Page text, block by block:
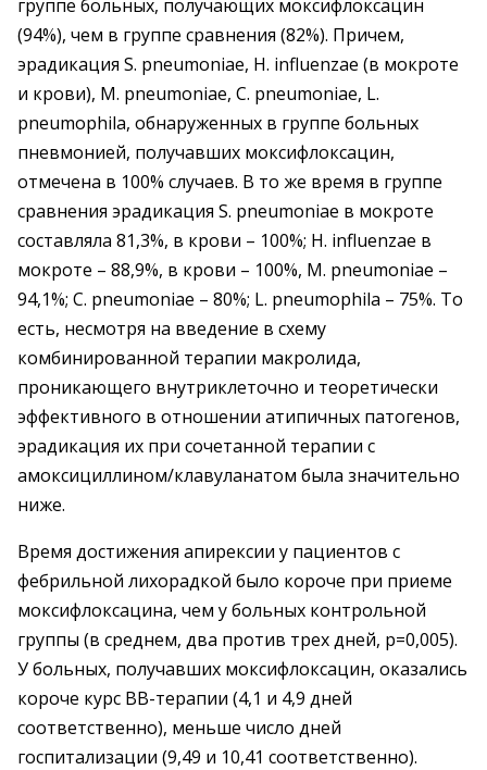
группе больных, получающих моксифлоксацин
(94%), чем в группе сравнения (82%). Причем,
эрадикация S. pneumoniae, H. influenzae (в мокроте
и крови), M. pneumoniae, C. pneumoniae, L.
pneumophila, обнаруженных в группе больных
пневмонией, получавших моксифлоксацин,
отмечена в 100% случаев. В то же время в группе
сравнения эрадикация S. pneumoniae в мокроте
составляла 81,3%, в крови – 100%; H. influenzae в
мокроте – 88,9%, в крови – 100%, M. pneumoniae –
94,1%; С. pneumoniae – 80%; L. pneumophila – 75%. То
есть, несмотря на введение в схему
комбинированной терапии макролида,
проникающего внутриклеточно и теоретически
эффективного в отношении атипичных патогенов,
эрадикация их при сочетанной терапии с
амоксициллином/клавуланатом была значительно
ниже.
Время достижения апирексии у пациентов с
фебрильной лихорадкой было короче при приеме
моксифлоксацина, чем у больных контрольной
группы (в среднем, два против трех дней, р=0,005).
У больных, получавших моксифлоксацин, оказались
короче курс ВВ-терапии (4,1 и 4,9 дней
соответственно), меньше число дней
госпитализации (9,49 и 10,41 соответственно).